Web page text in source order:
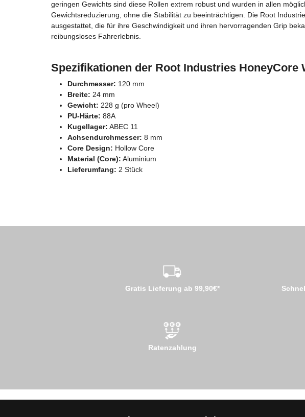
geringen Gewichts sind diese Rollen extrem robust und wurden in allen
Gewichtsreduzierung, ohne die Stabilität zu beeinträchtigen. Die Root
ausgestattet, die für ihre Geschwindigkeit und ihren hervorragenden Grip
reibungsloses Fahrerlebnis.
Spezifikationen der Root Industries HoneyCore
Durchmesser: 120 mm
Breite: 24 mm
Gewicht: 228 g (pro Wheel)
PU-Härte: 88A
Kugellager: ABEC 11
Achsendurchmesser: 8 mm
Core Design: Hollow Core
Material (Core): Aluminium
Lieferumfang: 2 Stück
Gratis Lieferung ab 99,90€*
Ratenzahlung